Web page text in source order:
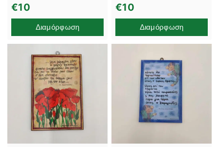
€10
Διαμόρφωση
€10
Διαμόρφωση